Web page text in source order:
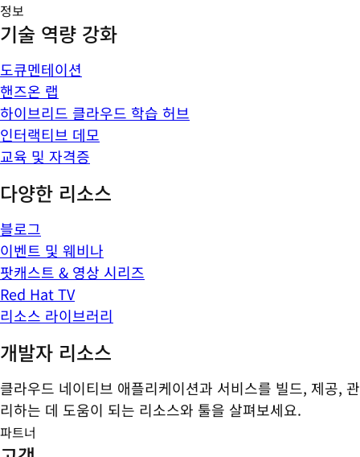
정보
기술 역량 강화
도큐멘테이션
핸즈온 랩
하이브리드 클라우드 학습 허브
인터랙티브 데모
교육 및 자격증
다양한 리소스
블로그
이벤트 및 웨비나
팟캐스트 & 영상 시리즈
Red Hat TV
리소스 라이브러리
개발자 리소스
클라우드 네이티브 애플리케이션과 서비스를 빌드, 제공, 관
리하는 데 도움이 되는 리소스와 툴을 살펴보세요.
파트너